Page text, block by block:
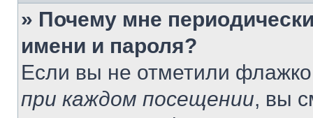
» Почему мне
имени и пароля?
Если вы не отметили
при каждом посещении, вы